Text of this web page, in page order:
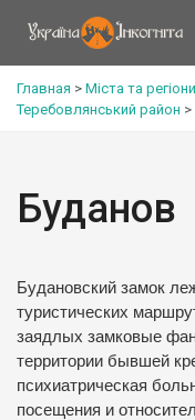
Главная > Міста та регіони
Теребовлянський район >
Буданов
Будановский замок
туристических
заядлых замковые
территории бывшей
психиатрическая
посещения и